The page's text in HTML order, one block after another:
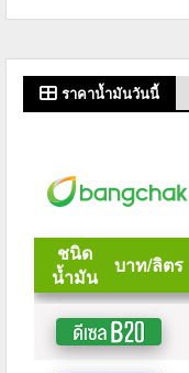
ราคาน้ำมันวันนี้